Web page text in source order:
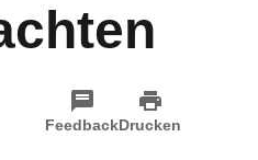
FeedbackDrucken